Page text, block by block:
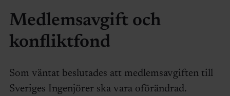
Medlemsavgift och
konfliktfond
Som väntat beslutades att medlemsavgiften till
Sveriges Ingenjörer ska vara oförändrad.